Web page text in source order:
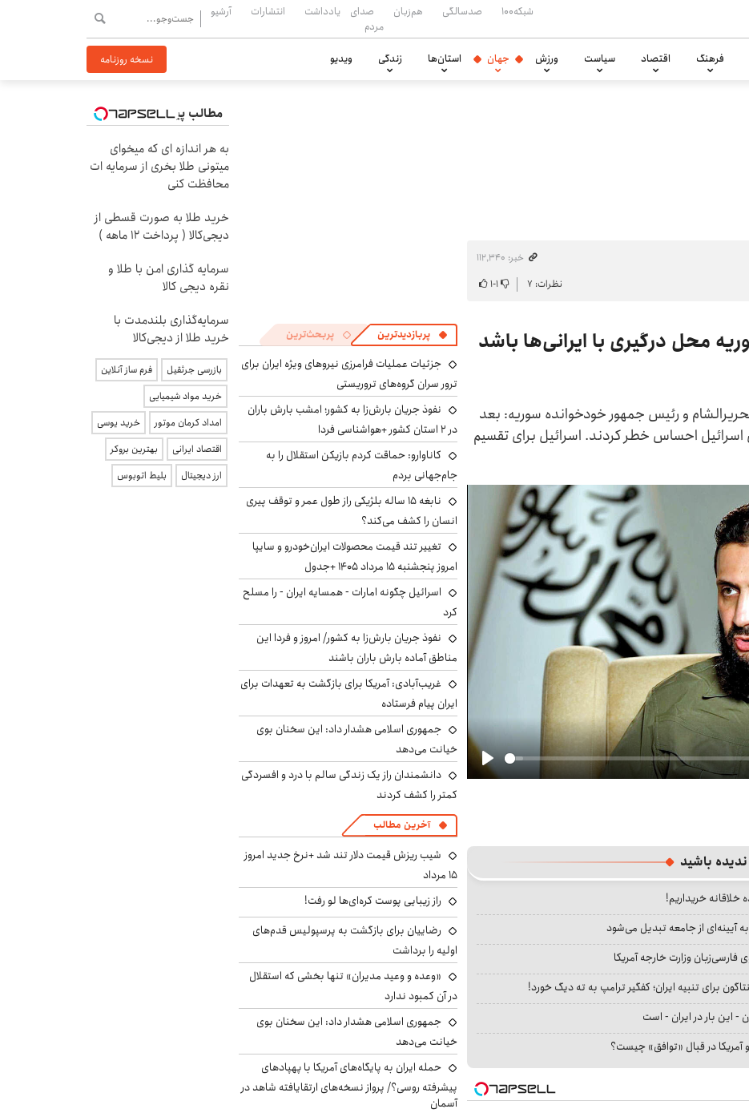
شبکه۱۰۰ صدسالگی هم‌زبان
صدای
مردم
یادداشت انتشارات آرشیو
فرهنگ اقتصاد سیاست ورزش جهان استان‌ها زندگی ویدیو نسخه روزنامه
خبر: ۱۱۲٬۳۴۰
نظرات: ۷ ۱-۱
محل درگیری با ایرانی‌ها باشد
و رئیس جمهور خودخوانده سوریه: بعد
احساس خطر کردند. اسرائیل برای تقسیم
Play
باشید
خلاقانه خریداریم!
آیینه‌ای از جامعه تبدیل می‌شود
وزارت خارجه آمریکا
برای تنبیه ایران؛ کفگیر ترامپ به ته دیگ خورد!
- این بار در ایران - است
آمریکا در قبال «توافق» چیست؟
پربازدیدترین پربحث‌ترین
جزئیات عملیات فرامرزی نیروهای ویژه ایران برای
ترور سران گروه‌های تروریستی
نفوذ جریان بارش‌زا به کشور؛ امشب بارش باران
در ۲ استان کشور +هواشناسی فردا
کاناوارو: حماقت کردم بازیکن استقلال را به
جام‌جهانی بردم
نابغه ۱۵ ساله بلژیکی راز طول عمر و توقف پیری
انسان را کشف می‌کند؟
تغییر تند قیمت محصولات ایران‌خودرو و سایپا
امروز پنجشنبه ۱۵ مرداد ۱۴۰۵ +جدول
اسرائیل چگونه امارات - همسایه ایران - را مسلح
کرد
نفوذ جریان بارش‌زا به کشور/ امروز و فردا این
مناطق آماده بارش باران باشند
غریب‌آبادی: آمریکا برای بازگشت به تعهدات برای
ایران پیام فرستاده
جمهوری اسلامی هشدار داد: این سخنان بوی
خیانت می‌دهد
دانشمندان راز یک زندگی سالم با درد و افسردگی
کمتر را کشف کردند
آخرین مطالب
شیب ریزش قیمت دلار تند شد +نرخ جدید امروز
۱۵ مرداد
راز زیبایی پوست کره‌ای‌ها لو رفت!
رضاییان برای بازگشت به پرسپولیس قدم‌های
اولیه را برداشت
«وعده و وعید مدیران» تنها بخشی که استقلال
در آن کمبود ندارد
جمهوری اسلامی هشدار داد: این سخنان بوی
خیانت می‌دهد
حمله ایران به پایگاه‌های آمریکا با پهپادهای
پیشرفته روسی؟/ پرواز نسخه‌های ارتقایافته شاهد در
آسمان
مطالب پیشنهادی
به هر اندازه ای که میخوای
میتونی طلا بخری از سرمایه ات
محافظت کنی
خرید طلا به صورت قسطی از
دیجی‌کالا ( پرداخت 12 ماهه )
سرمایه گذاری امن با طلا و
نقره دیجی کالا
سرمایه‌گذاری بلندمدت با
خرید طلا از دیجی‌کالا
بازرسی جرثقیل
فرم ساز آنلاین
خرید مواد شیمیایی
امداد کرمان موتور
خرید یوسی
اقتصاد ایرانی
بهترین بروکر
ارز دیجیتال
بلیط اتوبوس